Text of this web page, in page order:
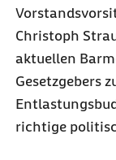
Christoph
aktuellen
Gesetzgebers
richtige